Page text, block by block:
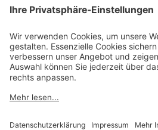
Kontakt
Datenschutz
Newsletter